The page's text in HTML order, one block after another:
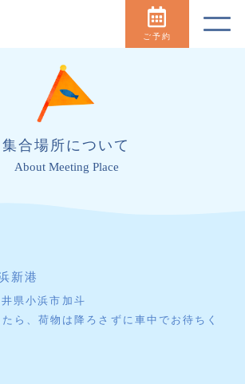
ご予約
集合場所について
About Meeting Place
新港
県小浜市加斗
ら、荷物は降ろさずに車中でお待ちく